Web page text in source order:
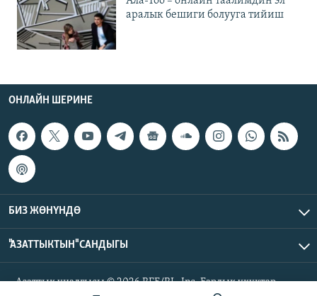
аралык бешиги болууга тийиш
ОНЛАЙН ШЕРИНЕ
БИЗ ЖӨНҮНДӨ
"АЗАТТЫКТЫН" САНДЫГЫ
Азаттык үналгысы © 2026 RFE/RL, Inc. Бардык укуктар